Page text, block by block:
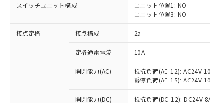
スイッチユニット構成
ユニット位置1: NO
ユニット位置3: NO
接点定格 接点構成 2a
定格通電電流 10A
開閉能力(AC)
抵抗負荷(AC-12): AC24V 10A/
誘導負荷(AC-15): AC24V
開閉能力(DC) 抵抗負荷(DC-12): DC24V 8A/
ご利用条件
※1 対応状況
対応済み：EU RoHS指令（10物質）の
非含有に対応した製品が提供可能な商品で
対応予定：EU RoHS指令（10物質）の非含
有に対応した製品に切り替える予定のある